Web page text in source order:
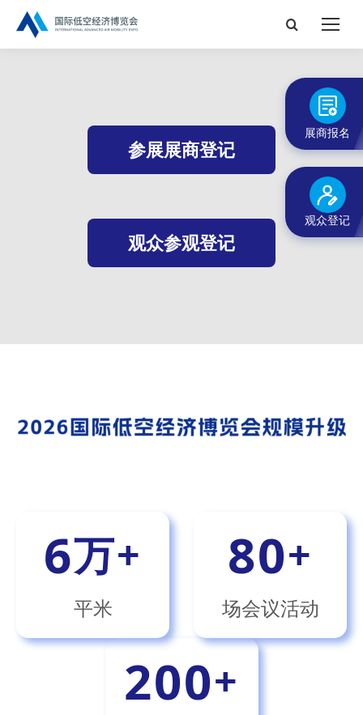
搜
索：
参展展商登记
观众参观登记
6万+
平米
80+
场会议活动
200+
展商报名
观众登记